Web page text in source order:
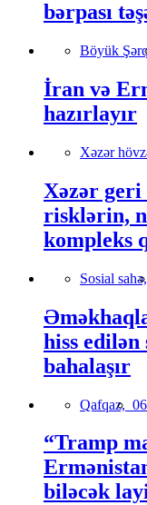
bərpası
Böyük
İran və
hazırlayır
Xəzər
Xəzər
risklərin,
kompleks
Sosial sahə,
hiss edilən
bahalaşır
Qafqaz,
“Tramp
biləcək